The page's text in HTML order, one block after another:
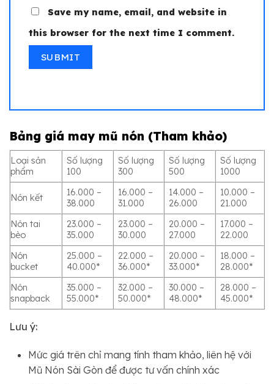
Save my name, email, and website in
this browser for the next time I comment.
Bảng giá may mũ nón (Tham khảo)
Loại sản
phẩm
Số lượng
100
Số lượng
300
Số lượng
500
Số lượng
1000
Nón kết
16.000 –
38.000
16.000 –
31.000
14.000 –
26.000
10.000 –
21.000
Nón tai
bèo
23.000 –
35.000
23.000 –
30.000
20.000 –
27.000
17.000 –
22.000
Nón
bucket
25.000 –
40.000*
22.000 –
36.000*
20.000 –
33.000*
18.000 –
28.000*
Nón
snapback
35.000 –
55.000*
32.000 –
50.000*
30.000 –
48.000*
28.000 –
45.000*
Lưu ý:
Mức giá trên chỉ mang tính tham khảo, liên hệ với
Mũ Nón Sài Gòn để được tư vấn chính xác